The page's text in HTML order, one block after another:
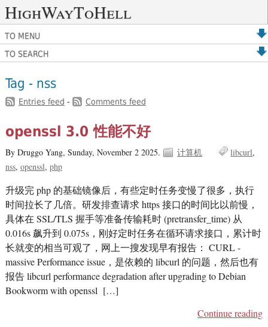
HighWayToHell
TO MENU
TO SEARCH
Tag - nss
Entries feed - Comments feed
openssl 3.0 性能不好
By Druggo Yang, Sunday, November 2 2025. 计算机
libcurl
nss openssl php
升级完 php 的基础镜像后，有些定时任务变慢了很多，执行
时间拉长了几倍。研发排查请求 https 接口的时间比以前慢，
具体在 SSL/TLS 握手等准备传输耗时 (pretransfer_time) 从
0.016s 飙升到 0.075s，刚好定时任务在循环请求接口，累计时
长就变的相当可观了，网上一搜发现早有报告： CURL -
massive Performance issue，是依赖的 libcurl 的问题，然后也有
报告 libcurl performance degradation after upgrading to Debian
Bookworm with openssl […]
Continue reading